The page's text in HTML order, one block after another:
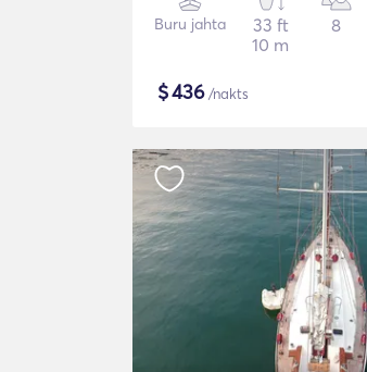
Buru jahta
33 ft
10 m
8
$436/nakts